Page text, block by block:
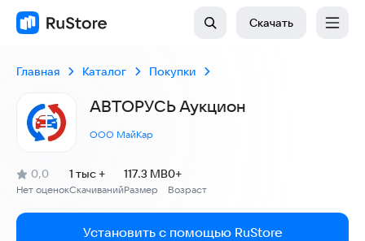
Скачать
Главная Каталог Покупки
АВТОРУСЬ Аукцион
ООО МайКар
Рейтинг:
0,0
(
Нет оценок
)
Скачиваний
1 тыс +
Размер
117.3 MB
Возраст
0+
Установить с помощью RuStore